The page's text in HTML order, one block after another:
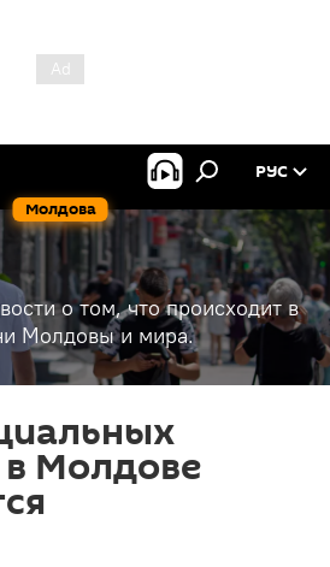
Молдова
РУС
о том, что происходит в
Молдовы и мира.
в Молдове